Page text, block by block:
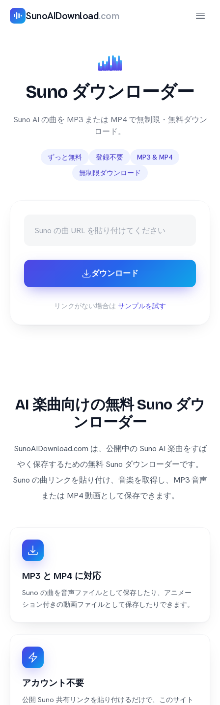
SunoAIDownload.com メニ
Suno ダウンローダー
Suno AI の曲を MP3 または MP4 で無制限・無料ダウン
ロード。
ずっと無料 登録不要
MP3 & MP4
無制限ダウンロード
ダウンロード
リンクがない場合は サンプルを試す
AI 楽曲向けの無料 Suno ダウ
ンローダー
SunoAIDownload.com は、公開中の Suno AI 楽曲をすば
やく保存するための無料 Suno ダウンローダーです。
Suno の曲リンクを貼り付け、音楽を取得し、MP3 音声
または MP4 動画として保存できます。
MP3 と MP4 に対応
Suno の曲を音声ファイルとして保存したり、アニメー
ション付きの動画ファイルとして保存したりできます。
アカウント不要
公開 Suno 共有リンクを貼り付けるだけで、このサイト